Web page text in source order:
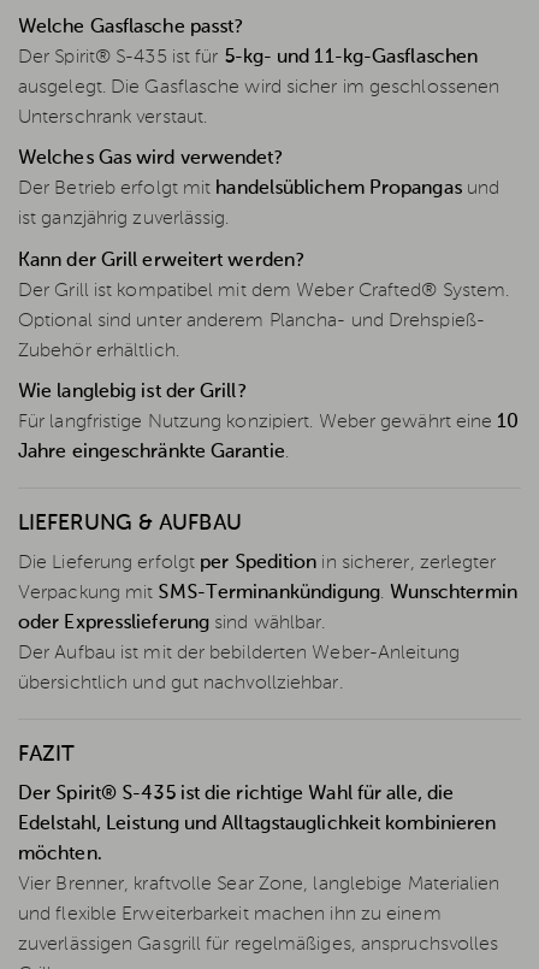
Welche Gasflasche passt?
Der Spirit® S-435 ist für 5-kg- und 11-kg-Gasflaschen
ausgelegt. Die Gasflasche wird sicher im geschlossenen
Unterschrank verstaut.
Welches Gas wird verwendet?
Der Betrieb erfolgt mit handelsüblichem Propangasund
ist ganzjährig zuverlässig.
Kann der Grill erweitert werden?
Der Grill ist kompatibel mit dem Weber Crafted® System.
Optional sind unter anderem Plancha- und Drehspieß-
Zubehör erhältlich.
Wie langlebig ist der Grill?
Für langfristige Nutzung konzipiert. Weber gewährt eine 10
Jahre eingeschränkte Garantie.
LIEFERUNG & AUFBAU
Die Lieferung erfolgt per Spedition in sicherer, zerlegter
Verpackung mit SMS-Terminankündigung. Wunschtermin
oder Expresslieferung sind wählbar.
Der Aufbau ist mit der bebilderten Weber-Anleitung
übersichtlich und gut nachvollziehbar.
FAZIT
Der Spirit® S-435 ist die richtige Wahl für alle, die
Edelstahl, Leistung und Alltagstauglichkeit kombinieren
möchten.
Vier Brenner, kraftvolle Sear Zone, langlebige Materialien
und flexible Erweiterbarkeit machen ihn zu einem
zuverlässigen Gasgrill für regelmäßiges, anspruchsvolles